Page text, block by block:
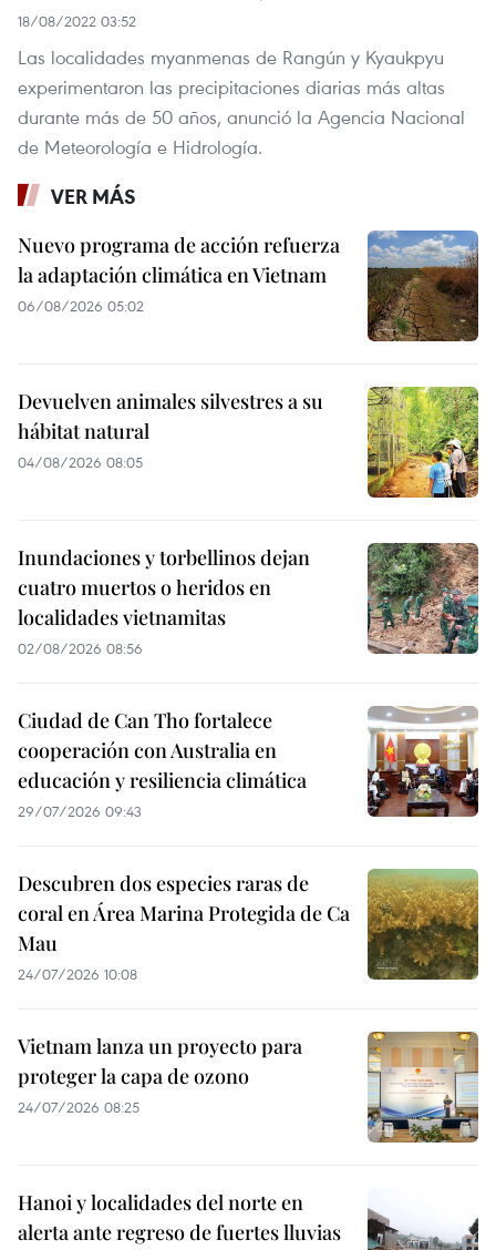
18/08/2022 03:52
Las localidades myanmenas de Rangún y Kyaukpyu
experimentaron las precipitaciones diarias más altas
durante más de 50 años, anunció la Agencia Nacional
de Meteorología e Hidrología.
VER MÁS
Nuevo programa de acción refuerza
la adaptación climática en Vietnam
06/08/2026 05:02
Devuelven animales silvestres a su
hábitat natural
04/08/2026 08:05
Inundaciones y torbellinos dejan
cuatro muertos o heridos en
localidades vietnamitas
02/08/2026 08:56
Ciudad de Can Tho fortalece
cooperación con Australia en
educación y resiliencia climática
29/07/2026 09:43
Descubren dos especies raras de
coral en Área Marina Protegida de Ca
Mau
24/07/2026 10:08
Vietnam lanza un proyecto para
proteger la capa de ozono
24/07/2026 08:25
Hanoi y localidades del norte en
alerta ante regreso de fuertes lluvias